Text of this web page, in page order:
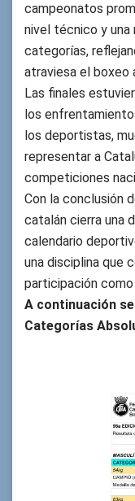
campeonatos
nivel técnico y una
categorías,
atraviesa el boxeo
Las finales
los
los deportistas,
representar a
competiciones
Con la conclusión
catalán cierra una
calendario
una disciplina que
participación
A continuación
Categorías